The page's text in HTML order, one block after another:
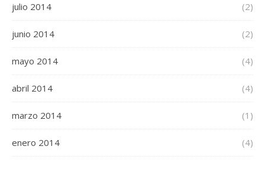
julio 2014 (2)
junio 2014 (2)
mayo 2014 (4)
abril 2014 (4)
marzo 2014 (1)
enero 2014 (4)